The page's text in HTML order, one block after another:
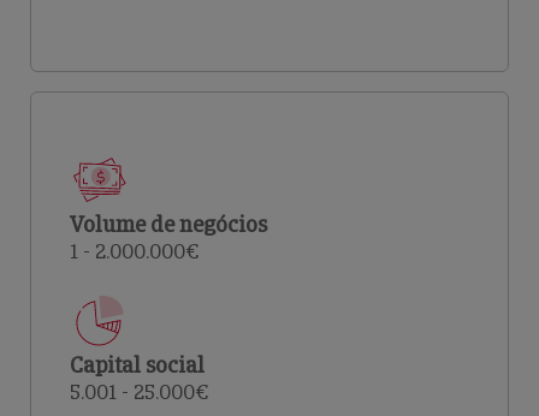
Volume de negócios
1 - 2.000.000€
Capital social
5.001 - 25.000€